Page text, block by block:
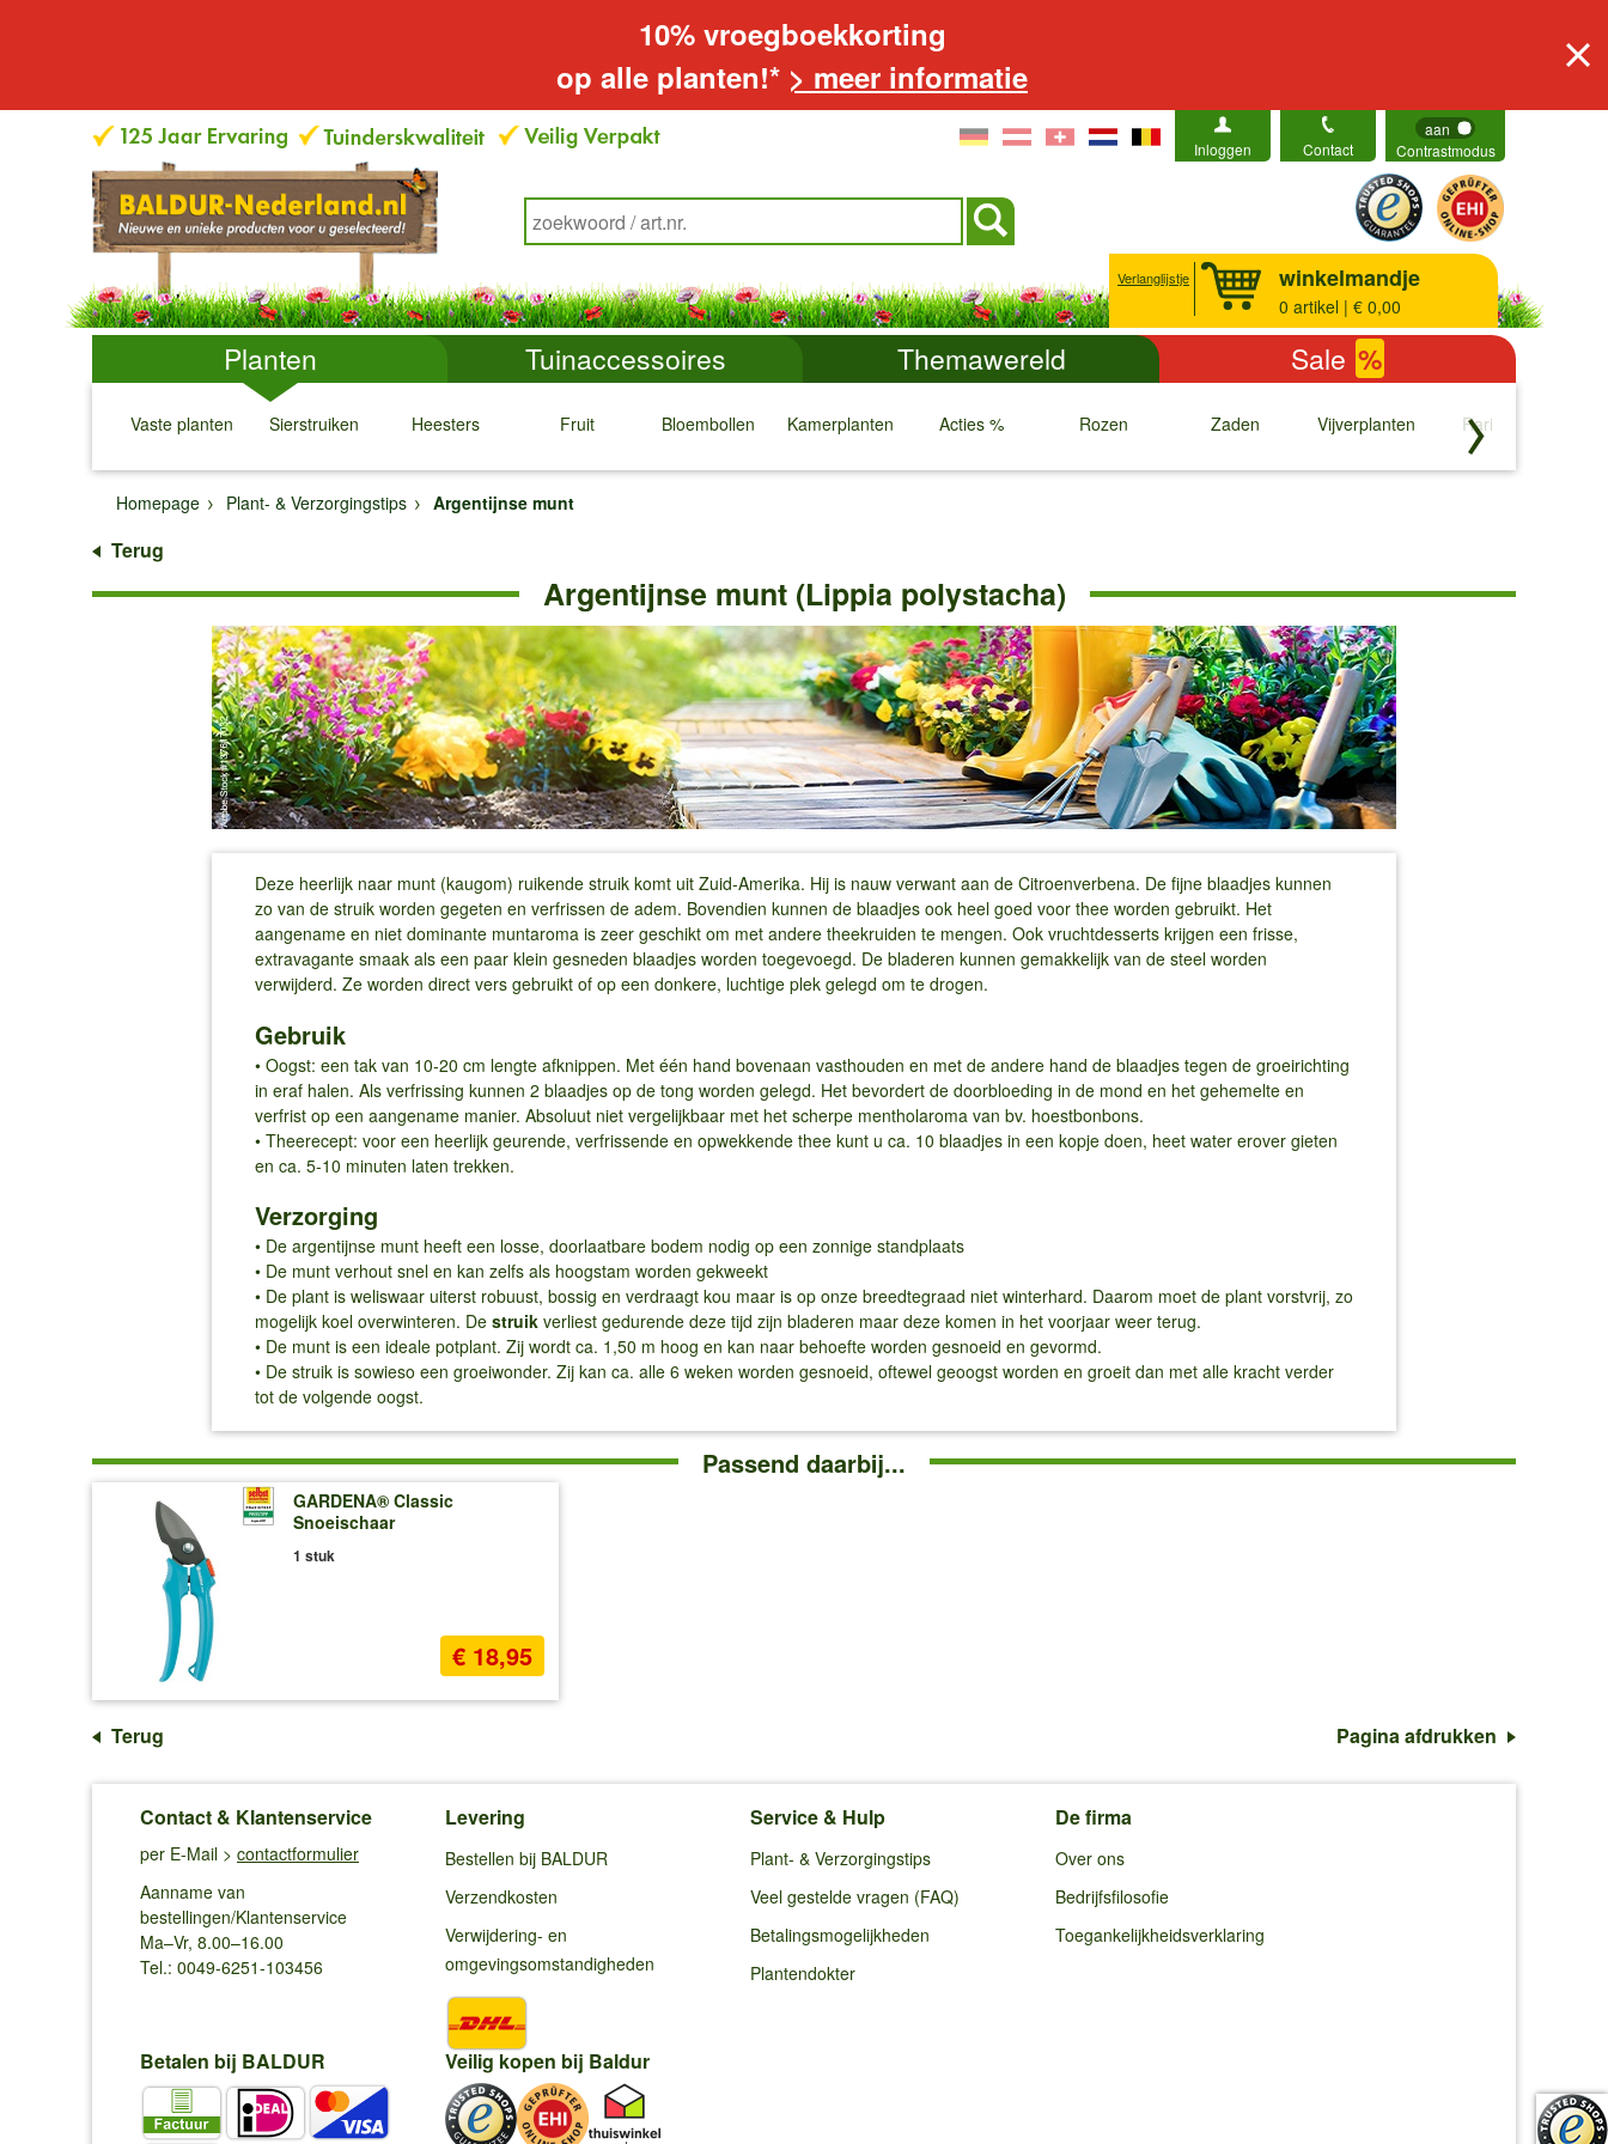
10% vroegboekkorting
op alle planten!* > meer informatie
Inloggen Contact
aan
Contrastmodus
Verlanglijstje winkelmandje
0 artikel | € 0,00
Planten Tuinaccessoires Themawereld Sale %
Vaste planten
↓
Sierstruiken
↓
Heesters
↓
Fruit
↓
Bloembollen
↓
Kamerplanten
↓
Acties %
↓
Rozen
↓
Zaden
↓
Vijverplanten
↓
Rariteiten
↓
Homepage
Plant- & Verzorgingstips Argentijnse munt
Terug
Argentijnse munt (Lippia polystacha)
Deze heerlijk naar munt (kaugom) ruikende struik komt uit Zuid-Amerika. Hij is nauw verwant aan de Citroenverbena. De fijne blaadjes kunnen
zo van de struik worden gegeten en verfrissen de adem. Bovendien kunnen de blaadjes ook heel goed voor thee worden gebruikt. Het
aangename en niet dominante muntaroma is zeer geschikt om met andere theekruiden te mengen. Ook vruchtdesserts krijgen een frisse,
extravagante smaak als een paar klein gesneden blaadjes worden toegevoegd. De bladeren kunnen gemakkelijk van de steel worden
verwijderd. Ze worden direct vers gebruikt of op een donkere, luchtige plek gelegd om te drogen.
Gebruik
• Oogst: een tak van 10-20 cm lengte afknippen. Met één hand bovenaan vasthouden en met de andere hand de blaadjes tegen de groeirichting
in eraf halen. Als verfrissing kunnen 2 blaadjes op de tong worden gelegd. Het bevordert de doorbloeding in de mond en het gehemelte en
verfrist op een aangename manier. Absoluut niet vergelijkbaar met het scherpe mentholaroma van bv. hoestbonbons.
• Theerecept: voor een heerlijk geurende, verfrissende en opwekkende thee kunt u ca. 10 blaadjes in een kopje doen, heet water erover gieten
en ca. 5-10 minuten laten trekken.
Verzorging
• De argentijnse munt heeft een losse, doorlaatbare bodem nodig op een zonnige standplaats
• De munt verhout snel en kan zelfs als hoogstam worden gekweekt
• De plant is weliswaar uiterst robuust, bossig en verdraagt kou maar is op onze breedtegraad niet winterhard. Daarom moet de plant vorstvrij, zo
mogelijk koel overwinteren. De struikverliest gedurende deze tijd zijn bladeren maar deze komen in het voorjaar weer terug.
• De munt is een ideale potplant. Zij wordt ca. 1,50 m hoog en kan naar behoefte worden gesnoeid en gevormd.
• De struik is sowieso een groeiwonder. Zij kan ca. alle 6 weken worden gesnoeid, oftewel geoogst worden en groeit dan met alle kracht verder
tot de volgende oogst.
Passend daarbij...
GARDENA® Classic
Snoeischaar
1 stuk
€ 18,95
Terug Pagina afdrukken
Contact & Klantenservice
per E-Mail > contactformulier
Aanname van
bestellingen/Klantenservice
Ma–Vr, 8.00–16.00
Tel.: 0049-6251-103456
Levering
Bestellen bij BALDUR
Verzendkosten
Verwijdering- en
omgevingsomstandigheden
Service & Hulp
Plant- & Verzorgingstips
Veel gestelde vragen (FAQ)
Betalingsmogelijkheden
Plantendokter
De firma
Over ons
Bedrijfsfilosofie
Toegankelijkheidsverklaring
Betalen bij BALDUR Veilig kopen bij Baldur